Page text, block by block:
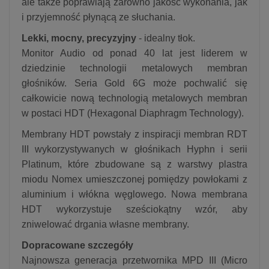
i przyjemność płynącą ze słuchania.
Lekki, mocny, precyzyjny - idealny tłok.
Monitor Audio od ponad 40 lat jest liderem w
dziedzinie technologii metalowych membran
głośników. Seria Gold 6G może pochwalić się
całkowicie nową technologią metalowych membran
w postaci HDT (Hexagonal Diaphragm Technology).
Membrany HDT powstały z inspiracji membran RDT
III wykorzystywanych w głośnikach Hyphn i serii
Platinum, które zbudowane są z warstwy plastra
miodu Nomex umieszczonej pomiędzy powłokami z
aluminium i włókna węglowego. Nowa membrana
HDT wykorzystuje sześciokątny wzór, aby
zniwelować drgania własne membrany.
Dopracowane szczegóły
Najnowsza generacja przetwornika MPD III (Micro